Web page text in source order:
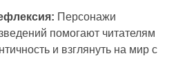
Персонажи
помогают читателям
и взглянуть на мир с